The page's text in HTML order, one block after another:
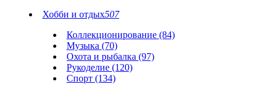
Хобби и отдых507
Коллекционирование (84)
Музыка (70)
Охота и рыбалка (97)
Рукоделие (120)
Спорт (134)